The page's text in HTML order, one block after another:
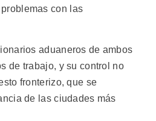
con las
aduaneros de ambos
de trabajo, y su control no
fronterizo, que se
de las ciudades más